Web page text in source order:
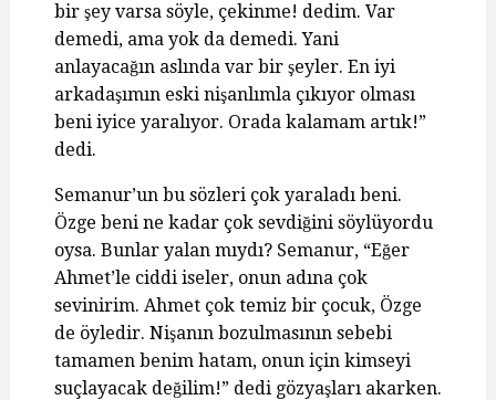
bir şey varsa söyle, çekinme! dedim. Var
demedi, ama yok da demedi. Yani
anlayacağın aslında var bir şeyler. En iyi
arkadaşımın eski nişanlımla çıkıyor olması
beni iyice yaralıyor. Orada kalamam artık!”
dedi.
Semanur’un bu sözleri çok yaraladı beni.
Özge beni ne kadar çok sevdiğini söylüyordu
oysa. Bunlar yalan mıydı? Semanur, “Eğer
Ahmet’le ciddi iseler, onun adına çok
sevinirim. Ahmet çok temiz bir çocuk, Özge
de öyledir. Nişanın bozulmasının sebebi
tamamen benim hatam, onun için kimseyi
suçlayacak değilim!” dedi gözyaşları akarken.